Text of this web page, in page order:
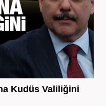
Kudüs Valiliğini